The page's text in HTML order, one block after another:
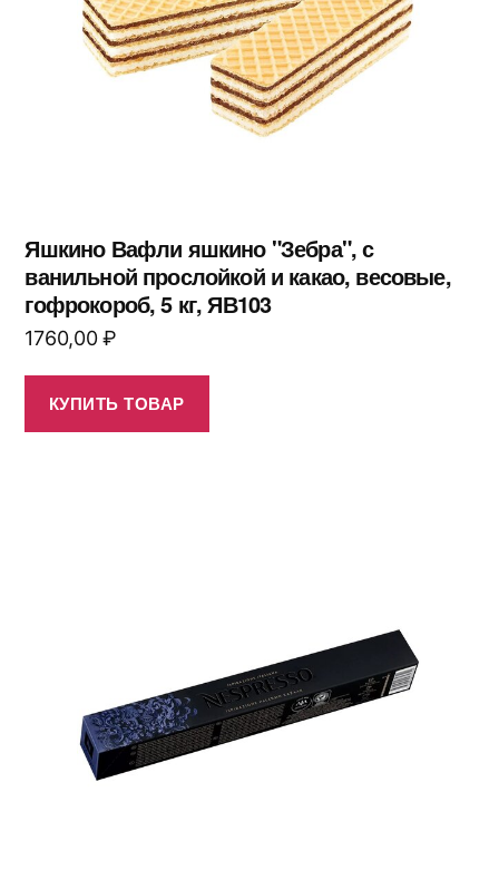
Яшкино Вафли яшкино "Зебра", с
ванильной прослойкой и какао, весовые,
гофрокороб, 5 кг, ЯВ103
1760,00₽
КУПИТЬ ТОВАР